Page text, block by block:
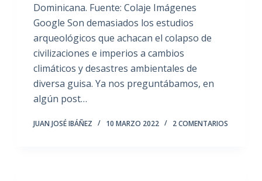
Dominicana. Fuente: Colaje Imágenes
Google Son demasiados los estudios
arqueológicos que achacan el colapso de
civilizaciones e imperios a cambios
climáticos y desastres ambientales de
diversa guisa. Ya nos preguntábamos, en
algún post…
JUAN JOSÉ IBÁÑEZ 10 MARZO 2022 2 COMENTARIOS